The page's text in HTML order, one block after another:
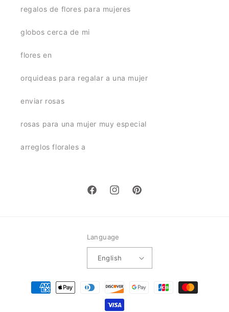
regalos de flores para mujeres
globos cerca de mi
flores en
orquideas para regalar a una mujer
enviar rosas
rosas para una mujer muy especial
arreglos florales a
FacebookInstagramPinterest
Language
English
Payment
methods